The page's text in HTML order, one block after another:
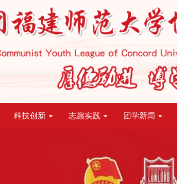
科技创新 志愿实践 团学新闻